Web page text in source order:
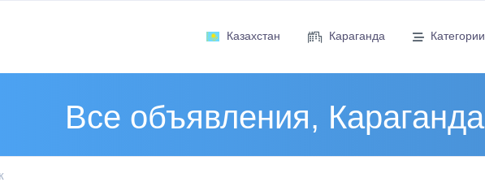
Казахстан Караганда Категории
Все объявления, Караганда